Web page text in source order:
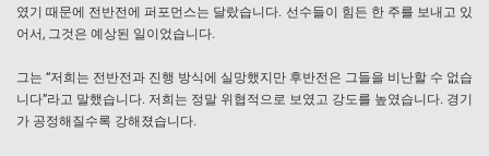
였기 때문에 전반전에 퍼포먼스는 달랐습니다. 선수들이 힘든 한 주를 보내고 있
어서, 그것은 예상된 일이었습니다.
그는 “저희는 전반전과 진행 방식에 실망했지만 후반전은 그들을 비난할 수 없습
니다”라고 말했습니다. 저희는 정말 위협적으로 보였고 강도를 높였습니다. 경기
가 공정해질수록 강해졌습니다.